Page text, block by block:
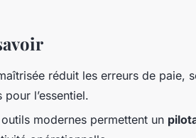
et des
réduit les erreurs de paie,
l’essentiel.
modernes permettent un